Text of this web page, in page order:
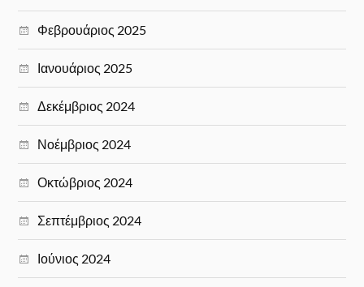
Φεβρουάριος 2025
Ιανουάριος 2025
Δεκέμβριος 2024
Νοέμβριος 2024
Οκτώβριος 2024
Σεπτέμβριος 2024
Ιούνιος 2024